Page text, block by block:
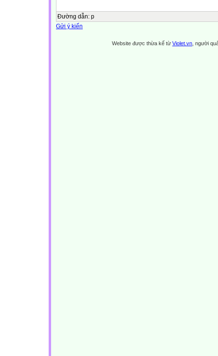
Đường dẫn: p
Gửi ý kiến
Website được thừa kế từ Violet.vn , người